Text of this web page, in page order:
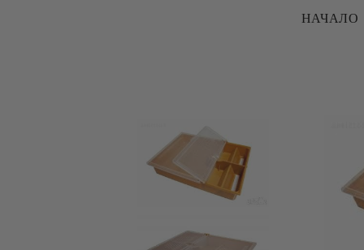
НАЧАЛО
ЦЕНТРАФУГИ ЗА МЕД
ДЕКРИСТАЛИЗАТОРИ
МАТУРАТОРИ
ВАНИ И
БОЯ ЗА